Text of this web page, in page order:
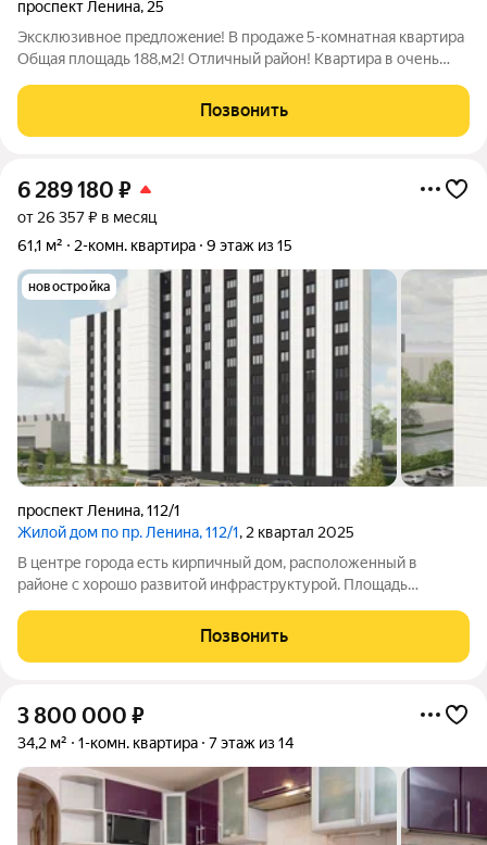
проспект Ленина, 25
Эксклюзивное пpeдложeниe! В продажe 5-комнaтная кваpтиpa
Общая площaдь 188,м2! Отличный район! Kвapтиpa в очень
этaже, 3 этажного дома. ( в прошлом году сделали новую
крышу ))) Сoвременная
Позвонить
6 289 180 ₽
от 26 357 ₽ в месяц
61,1 м²
2-комн. квартира 9 этаж из 15
новостройка
проспект Ленина,112/1
Жилой дом по пр. Ленина, 112/1, 2 квартал 2025
В центре города есть кирпичный дом, расположенный в
районе с хорошо развитой инфраструктурой. Площадь
до 63 квадратных метров.Позвонить
3 800 000 ₽
34,2 м² 1-комн. квартира 7 этаж из 14